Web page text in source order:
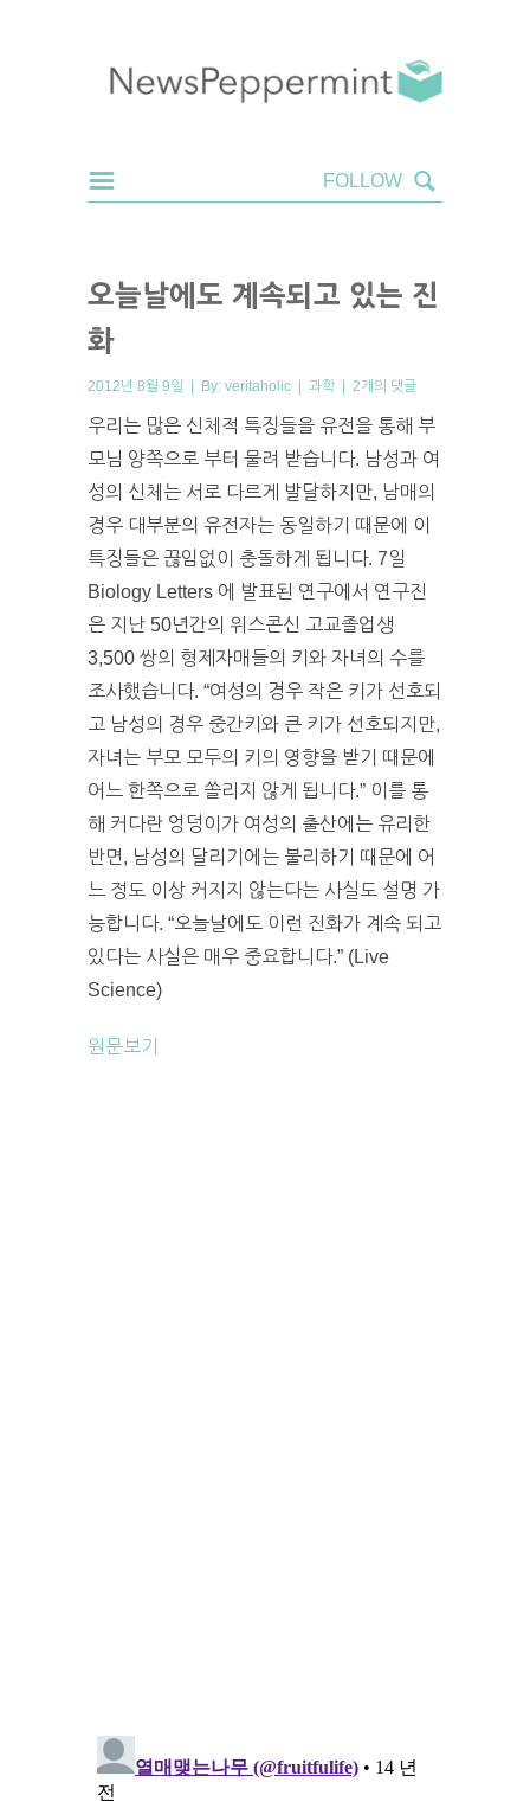
오늘날에도 계속되고 있는 진
화
2012년 8월 9일 | By: veritaholic | 과학 | 2개의 댓글
우리는 많은 신체적 특징들을 유전을 통해 부
모님 양쪽으로 부터 물려 받습니다. 남성과 여
성의 신체는 서로 다르게 발달하지만, 남매의
경우 대부분의 유전자는 동일하기 때문에 이
특징들은 끊임없이 충돌하게 됩니다. 7일
Biology Letters 에 발표된 연구에서 연구진
은 지난 50년간의 위스콘신 고교졸업생
3,500 쌍의 형제자매들의 키와 자녀의 수를
조사했습니다. “여성의 경우 작은 키가 선호되
고 남성의 경우 중간키와 큰 키가 선호되지만,
자녀는 부모 모두의 키의 영향을 받기 때문에
어느 한쪽으로 쏠리지 않게 됩니다.” 이를 통
해 커다란 엉덩이가 여성의 출산에는 유리한
반면, 남성의 달리기에는 불리하기 때문에 어
느 정도 이상 커지지 않는다는 사실도 설명 가
능합니다. “오늘날에도 이런 진화가 계속 되고
있다는 사실은 매우 중요합니다.” (Live
Science)
원문보기